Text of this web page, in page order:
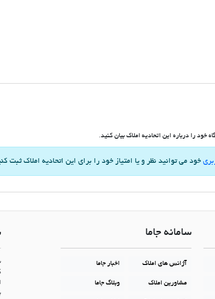
خود را درباره این اتحادیه املاک بیان کنید.
خود می توانید نظر و یا امتیاز خود را برای این اتحادیه املاک ثبت
سامانه جاما
آژانس های املاک اخبار جاما
مشاورین املاک وبلاگ جاما